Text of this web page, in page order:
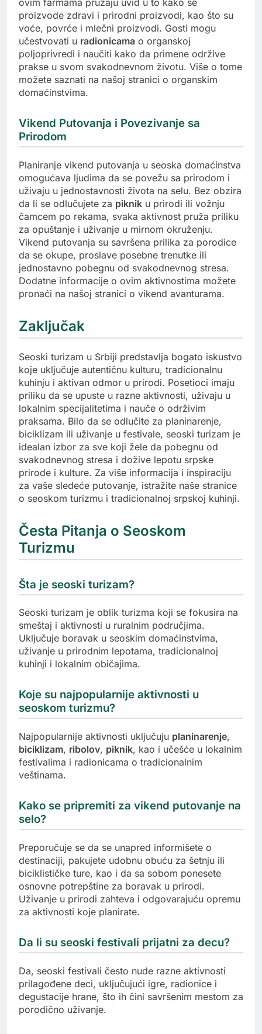
ovim farmama pružaju uvid u to kako se
proizvode zdravi i prirodni proizvodi, kao što su
voće, povrće i mlečni proizvodi. Gosti mogu
učestvovati u radionicama o organskoj
poljoprivredi i naučiti kako da primene održive
prakse u svom svakodnevnom životu. Više o tome
možete saznati na našoj stranici o organskim
domaćinstvima.
Vikend Putovanja i Povezivanje sa
Prirodom
Planiranje vikend putovanja u seoska domaćinstva
omogućava ljudima da se povežu sa prirodom i
uživaju u jednostavnosti života na selu. Bez obzira
da li se odlučujete za piknik u prirodi ili vožnju
čamcem po rekama, svaka aktivnost pruža priliku
za opuštanje i uživanje u mirnom okruženju.
Vikend putovanja su savršena prilika za porodice
da se okupe, proslave posebne trenutke ili
jednostavno pobegnu od svakodnevnog stresa.
Dodatne informacije o ovim aktivnostima možete
pronaći na našoj stranici o vikend avanturama.
Zaključak
Seoski turizam u Srbiji predstavlja bogato iskustvo
koje uključuje autentičnu kulturu, tradicionalnu
kuhinju i aktivan odmor u prirodi. Posetioci imaju
priliku da se upuste u razne aktivnosti, uživaju u
lokalnim specijalitetima i nauče o održivim
praksama. Bilo da se odlučite za planinarenje,
biciklizam ili uživanje u festivale, seoski turizam je
idealan izbor za sve koji žele da pobegnu od
svakodnevnog stresa i dožive lepotu srpske
prirode i kulture. Za više informacija i inspiraciju
za vaše sledeće putovanje, istražite naše stranice
o seoskom turizmu i tradicionalnoj srpskoj kuhinji.
Česta Pitanja o Seoskom
Turizmu
Šta je seoski turizam?
Seoski turizam je oblik turizma koji se fokusira na
smeštaj i aktivnosti u ruralnim područjima.
Uključuje boravak u seoskim domaćinstvima,
uživanje u prirodnim lepotama, tradicionalnoj
kuhinji i lokalnim običajima.
Koje su najpopularnije aktivnosti u
seoskom turizmu?
Najpopularnije aktivnosti uključuju planinarenje,
biciklizam, ribolov, piknik, kao i učešće u lokalnim
festivalima i radionicama o tradicionalnim
veštinama.
Kako se pripremiti za vikend putovanje na
selo?
Preporučuje se da se unapred informišete o
destinaciji, pakujete udobnu obuću za šetnju ili
biciklističke ture, kao i da sa sobom ponesete
osnovne potrepštine za boravak u prirodi.
Uživanje u prirodi zahteva i odgovarajuću opremu
za aktivnosti koje planirate.
Da li su seoski festivali prijatni za decu?
Da, seoski festivali često nude razne aktivnosti
prilagođene deci, uključujući igre, radionice i
degustacije hrane, što ih čini savršenim mestom za
porodično uživanje.